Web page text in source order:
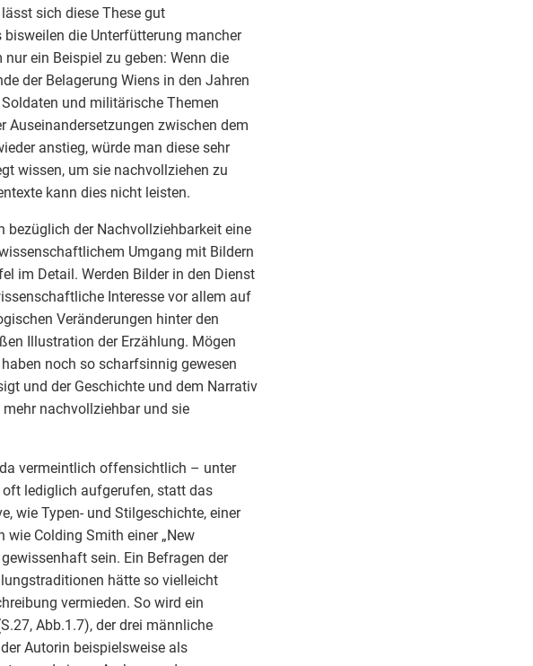
sich diese These gut
die Unterfütterung mancher
ein Beispiel zu geben: Wenn die
der Belagerung Wiens in den Jahren
und militärische Themen
Auseinandersetzungen zwischen dem
anstieg, würde man diese sehr
wissen, um sie nachvollziehen zu
kann dies nicht leisten.
bezüglich der Nachvollziehbarkeit eine
Umgang mit Bildern
im Detail. Werden Bilder in den Dienst
Interesse vor allem auf
Veränderungen hinter den
Illustration der Erzählung. Mögen
noch so scharfsinnig gewesen
und der Geschichte und dem Narrativ
nachvollziehbar und sie
vermeintlich offensichtlich – unter
lediglich aufgerufen, statt das
wie Typen- und Stilgeschichte, einer
wie Colding Smith einer „New
sein. Ein Befragen der
hätte so vielleicht
vermieden. So wird ein
Abb.1.7), der drei männliche
Autorin beispielsweise als